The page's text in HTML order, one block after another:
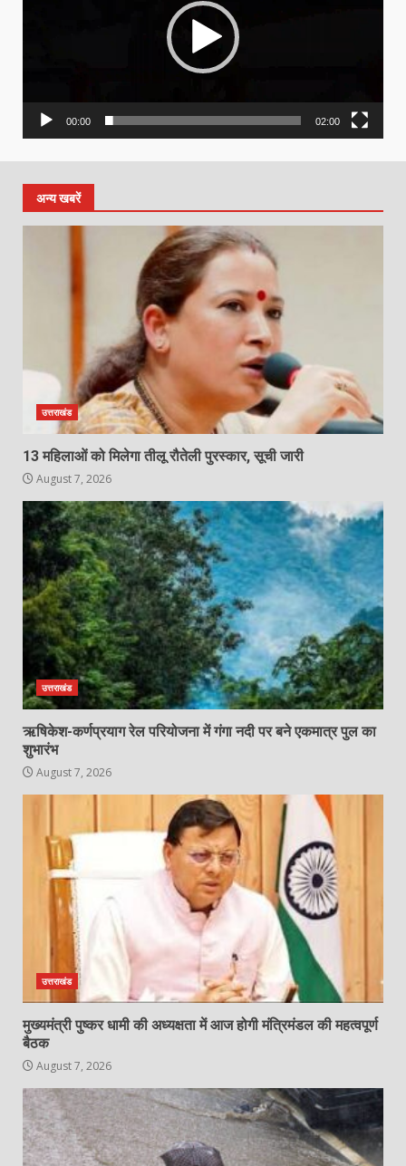
00:00 02:00
अन्य खबरें
उत्तराखंड
13 महिलाओं को मिलेगा तीलू रौतेली पुरस्कार, सूची जारी
August 7, 2026
उत्तराखंड
ऋषिकेश-कर्णप्रयाग रेल परियोजना में गंगा नदी पर बने एकमात्र पुल का
शुभारंभ
August 7, 2026
उत्तराखंड
मुख्यमंत्री पुष्कर धामी की अध्यक्षता में आज होगी मंत्रिमंडल की महत्वपूर्ण
बैठक
August 7, 2026